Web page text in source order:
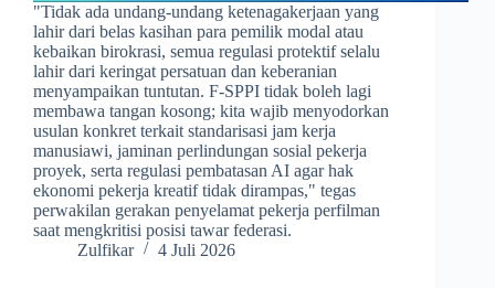
​"Tidak ada undang-undang ketenagakerjaan yang
lahir dari belas kasihan para pemilik modal atau
kebaikan birokrasi, semua regulasi protektif selalu
lahir dari keringat persatuan dan keberanian
menyampaikan tuntutan. F-SPPI tidak boleh lagi
membawa tangan kosong; kita wajib menyodorkan
usulan konkret terkait standarisasi jam kerja
manusiawi, jaminan perlindungan sosial pekerja
proyek, serta regulasi pembatasan AI agar hak
ekonomi pekerja kreatif tidak dirampas," tegas
perwakilan gerakan penyelamat pekerja perfilman
saat mengkritisi posisi tawar federasi.
Zulfikar
4 Juli 2026